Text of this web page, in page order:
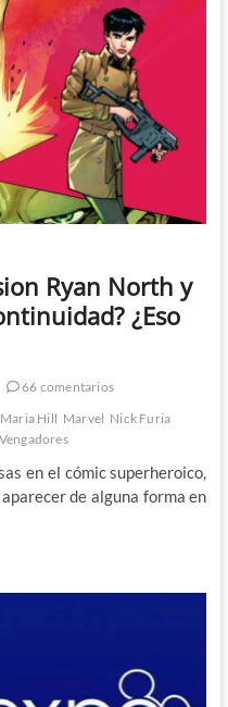
Ryan North y
¿Eso
66 comentarios
Maria Hill Marvel Nick Furia
Vengadores
en el cómic superheroico,
de alguna forma en